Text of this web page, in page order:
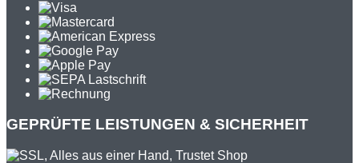
GEPRÜFTE LEISTUNGEN & SICHERHEIT